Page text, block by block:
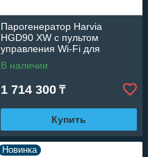
Парогенератор Harvia
HGD90 XW c пультом
управления Wi-Fi для
Паровой (Мощность 9,0 кВт,
объем 4,5-10 м3)
В наличии
1 714 300 ₸
Купить
Новинка